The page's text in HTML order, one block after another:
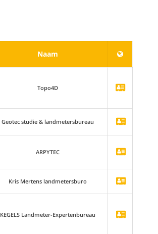
Naam
Topo4D
Geotec studie & landmetersbureau
ARPYTEC
Kris Mertens landmetersburo
KEGELS Landmeter-Expertenbureau